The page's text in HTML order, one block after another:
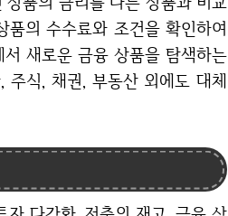
의 수수료와 조건을 확인하여
새로운 금융 상품을 탐색하는
주식, 채권, 부동산 외에도 대체